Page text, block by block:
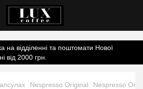
на відділенні та поштомати Нової
від 2000 грн.
Nespresso Original Nespresso